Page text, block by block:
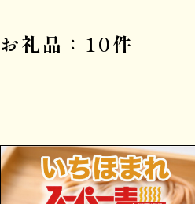
お礼品：10件